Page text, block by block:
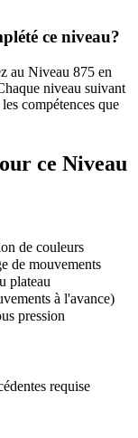
ce niveau?
au Niveau 875 en
niveau suivant
compétences que
ce Niveau
de couleurs
de mouvements
plateau
à l'avance)
pression
requise